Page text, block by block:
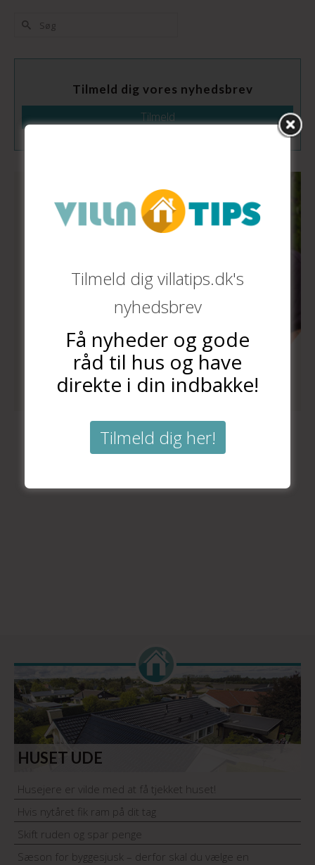
Tilmeld dig vores nyhedsbrev
Tilmeld
HUSET UDE
Husejere er vilde med at få tjekket huset!
Hvis nytåret fik ram på dit tag
Skift ruden og spar penge
Sæson for byggesjusk – derfor skal du vælge en
Tilmeld dig villatips.dk's
nyhedsbrev
Få nyheder og gode
råd til hus og have
direkte i din indbakke!
Tilmeld dig her!